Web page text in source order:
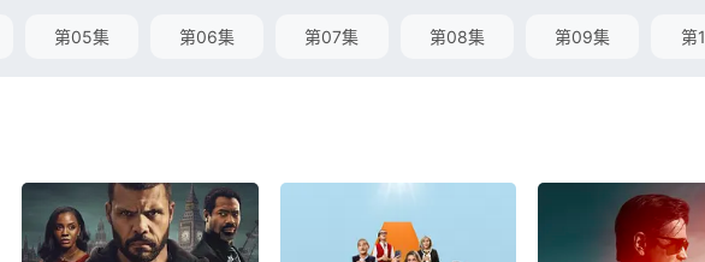
第05集 第06集 第07集 第08集 第09集 第